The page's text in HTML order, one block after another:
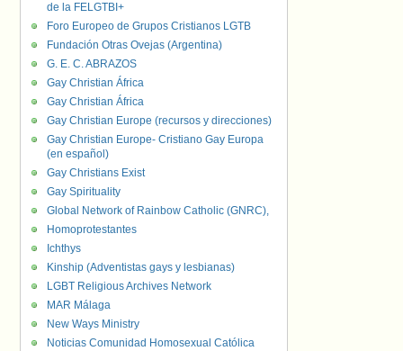
de la FELGTBI+
Foro Europeo de Grupos Cristianos LGTB
Fundación Otras Ovejas (Argentina)
G. E. C. ABRAZOS
Gay Christian África
Gay Christian África
Gay Christian Europe (recursos y direcciones)
Gay Christian Europe- Cristiano Gay Europa
(en español)
Gay Christians Exist
Gay Spirituality
Global Network of Rainbow Catholic (GNRC),
Homoprotestantes
Ichthys
Kinship (Adventistas gays y lesbianas)
LGBT Religious Archives Network
MAR Málaga
New Ways Ministry
Noticias Comunidad Homosexual Católica